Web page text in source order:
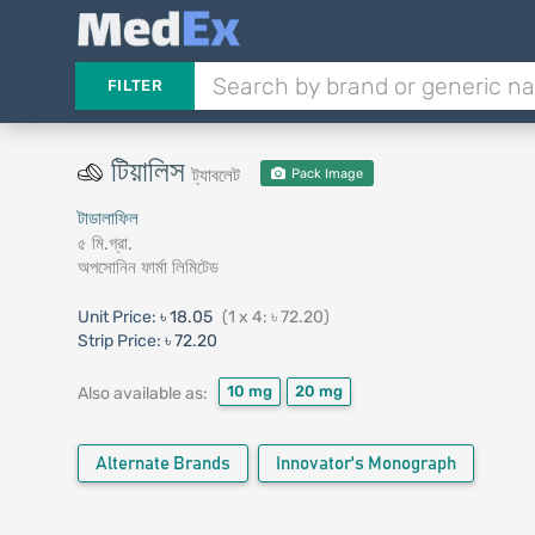
FILTER
টিয়ালিসট্যাবলেট Pack Image
টাডালাফিল
৫ মি.গ্রা.
অপসোনিন ফার্মা লিমিটেড
Unit Price: ৳ 18.05 (1 x 4: ৳ 72.20)
Strip Price: ৳ 72.20
Also available as: 10 mg 20 mg
Alternate Brands Innovator's Monograph